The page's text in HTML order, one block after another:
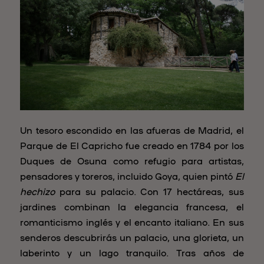
Un tesoro escondido en las afueras de Madrid, el
Parque de El Capricho fue creado en 1784 por los
Duques de Osuna como refugio para artistas,
pensadores y toreros, incluido Goya, quien pintó El
hechizopara su palacio. Con 17 hectáreas, sus
jardines combinan la elegancia francesa, el
romanticismo inglés y el encanto italiano. En sus
senderos descubrirás un palacio, una glorieta, un
laberinto y un lago tranquilo. Tras años de